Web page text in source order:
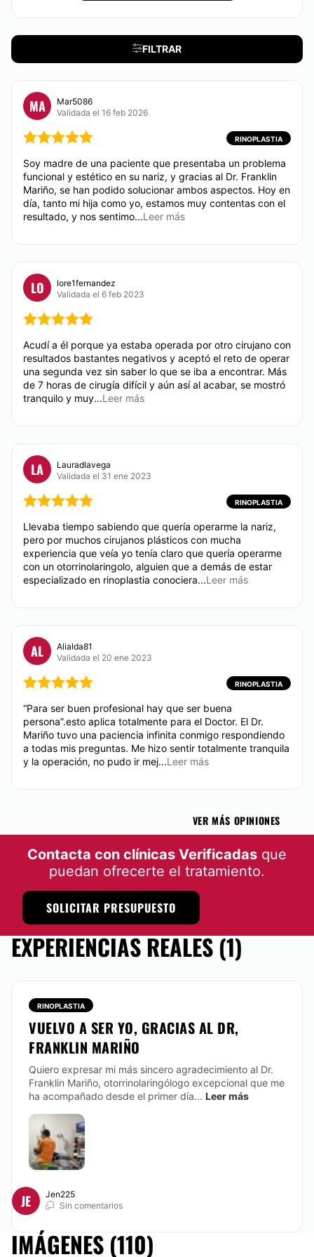
Métodos de pago aceptados:
Transferencia Bancaria
FILTRAR
MA
Mar5086
Validada el 16 feb 2026
RINOPLASTIA
Soy madre de una paciente que presentaba un problema
funcional y estético en su nariz, y gracias al Dr. Franklin
Mariño, se han podido solucionar ambos aspectos. Hoy en
día, tanto mi hija como yo, estamos muy contentas con el
resultado, y nos sentimo...Leer más
LO
lore1fernandez
Validada el 6 feb 2023
Acudí a él porque ya estaba operada por otro cirujano con
resultados bastantes negativos y aceptó el reto de operar
una segunda vez sin saber lo que se iba a encontrar. Más
de 7 horas de cirugía difícil y aún así al acabar, se mostró
tranquilo y muy...Leer más
LA
Lauradlavega
Validada el 31 ene 2023
RINOPLASTIA
Llevaba tiempo sabiendo que quería operarme la nariz,
pero por muchos cirujanos plásticos con mucha
experiencia que veía yo tenía claro que quería operarme
con un otorrinolaringolo, alguien que a demás de estar
especializado en rinoplastia conociera...Leer más
AL
Alialda81
Validada el 20 ene 2023
RINOPLASTIA
“Para ser buen profesional hay que ser buena
persona”.esto aplica totalmente para el Doctor. El Dr.
Mariño tuvo una paciencia infinita conmigo respondiendo
a todas mis preguntas. Me hizo sentir totalmente tranquila
y la operación, no pudo ir mej...Leer más
VER MÁS OPINIONES
Contacta con clínicas Verificadas que
puedan ofrecerte el tratamiento.
SOLICITAR PRESUPUESTO
EXPERIENCIAS REALES (1)
RINOPLASTIA
VUELVO A SER YO, GRACIAS AL DR,
FRANKLIN MARIÑO
Quiero expresar mi más sincero agradecimiento al Dr.
Franklin Mariño, otorrinolaringólogo excepcional que me
ha acompañado desde el primer día... Leer más
JE
Jen225
Sin comentarios
IMÁGENES (110)